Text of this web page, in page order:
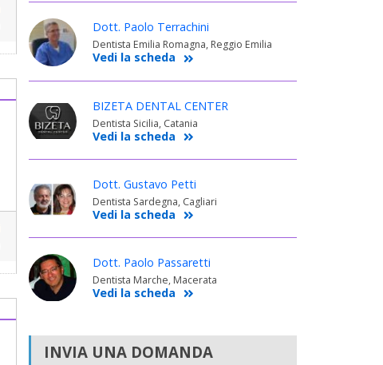
Dott. Paolo Terrachini
Dentista Emilia Romagna, Reggio Emilia
Vedi la scheda
BIZETA DENTAL CENTER
Dentista Sicilia, Catania
Vedi la scheda
Dott. Gustavo Petti
Dentista Sardegna, Cagliari
Vedi la scheda
Dott. Paolo Passaretti
Dentista Marche, Macerata
Vedi la scheda
INVIA UNA DOMANDA